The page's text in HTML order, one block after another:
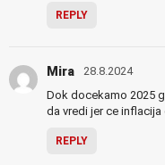
REPLY
Mira 28.8.2024
Dok docekamo 2025
da vredi jer ce inflacija
REPLY